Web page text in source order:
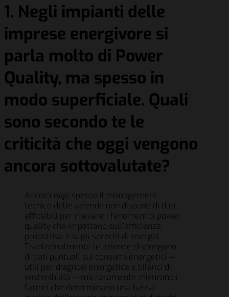
1. Negli impianti delle
imprese energivore si
parla molto di Power
Quality, ma spesso in
modo superficiale. Quali
sono secondo te le
criticità che oggi vengono
ancora sottovalutate?
Ancora oggi spesso il management
tecnico delle aziende non dispone di dati
affidabili per rilevare i fenomeni di power
quality che impattano sull’efficienza
produttiva e sugli sprechi di energia.
Tradizionalmente le aziende dispongono
di dati puntuali sui consumi energetici —
utili per diagnosi energetica e bilanci di
sostenibilità — ma raramente misurano i
fattori che determinano una bassa